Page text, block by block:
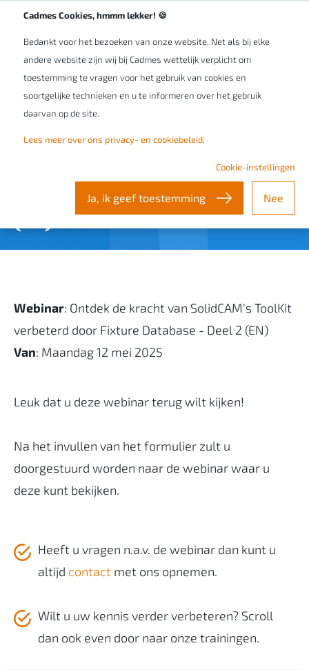
Cadmes Cookies, hmmm lekker! 🍪
Bedankt voor het bezoeken van onze website. Net als bij elke
andere website zijn wij bij Cadmes wettelijk verplicht om
toestemming te vragen voor het gebruik van cookies en
soortgelijke technieken en u te informeren over het gebruik
daarvan op de site.
Lees meer over ons privacy- en cookiebeleid.
Cookie-instellingen
Ja, ik geef toestemming Nee
WEBINAR
Ontdek de kracht van
SolidCAM's ToolKit verbeterd
door Fixture Database - Deel 2
Webinar: Ontdek de kracht van SolidCAM's ToolKit
verbeterd door Fixture Database - Deel 2 (EN)
Van: Maandag 12 mei 2025
Leuk dat u deze webinar terug wilt kijken!
Na het invullen van het formulier zult u
doorgestuurd worden naar de webinar waar u
deze kunt bekijken.
Heeft u vragen n.a.v. de webinar dan kunt u
altijd contact met ons opnemen.
Wilt u uw kennis verder verbeteren? Scroll
dan ook even door naar onze trainingen.